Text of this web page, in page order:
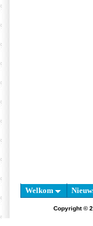
Welkom
Copyright ©